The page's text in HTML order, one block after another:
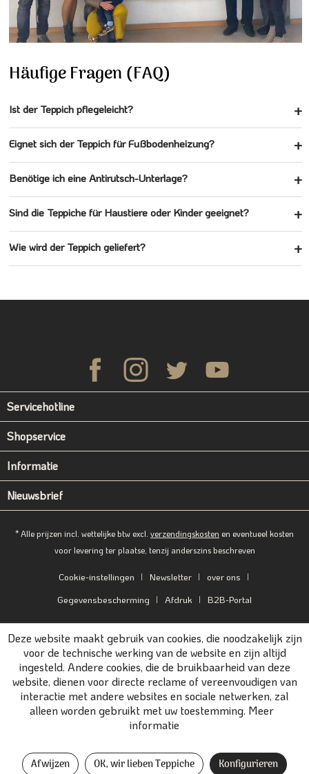
Häufige Fragen (FAQ)
Ist der Teppich pflegeleicht?
Eignet sich der Teppich für Fußbodenheizung?
Benötige ich eine Antirutsch-Unterlage?
Sind die Teppiche für Haustiere oder Kinder geeignet?
Wie wird der Teppich geliefert?
Servicehotline
Shopservice
Informatie
Nieuwsbrief
* Alle prijzen incl. wettelijke btw excl. verzendingskosten en eventueel kosten
voor levering ter plaatse, tenzij anderszins beschreven
Cookie-instellingen Newsletter
over ons
Gegevensbescherming
Afdruk B2B-Portal
Deze website maakt gebruik van cookies, die noodzakelijk zijn
voor de technische werking van de website en zijn altijd
ingesteld. Andere cookies, die de bruikbaarheid van deze
website, dienen voor directe reclame of vereenvoudigen van
interactie met andere websites en sociale netwerken, zal
alleen worden gebruikt met uw toestemming. Meer
informatie
Afwijzen OK, wir lieben Teppiche Konfigurieren